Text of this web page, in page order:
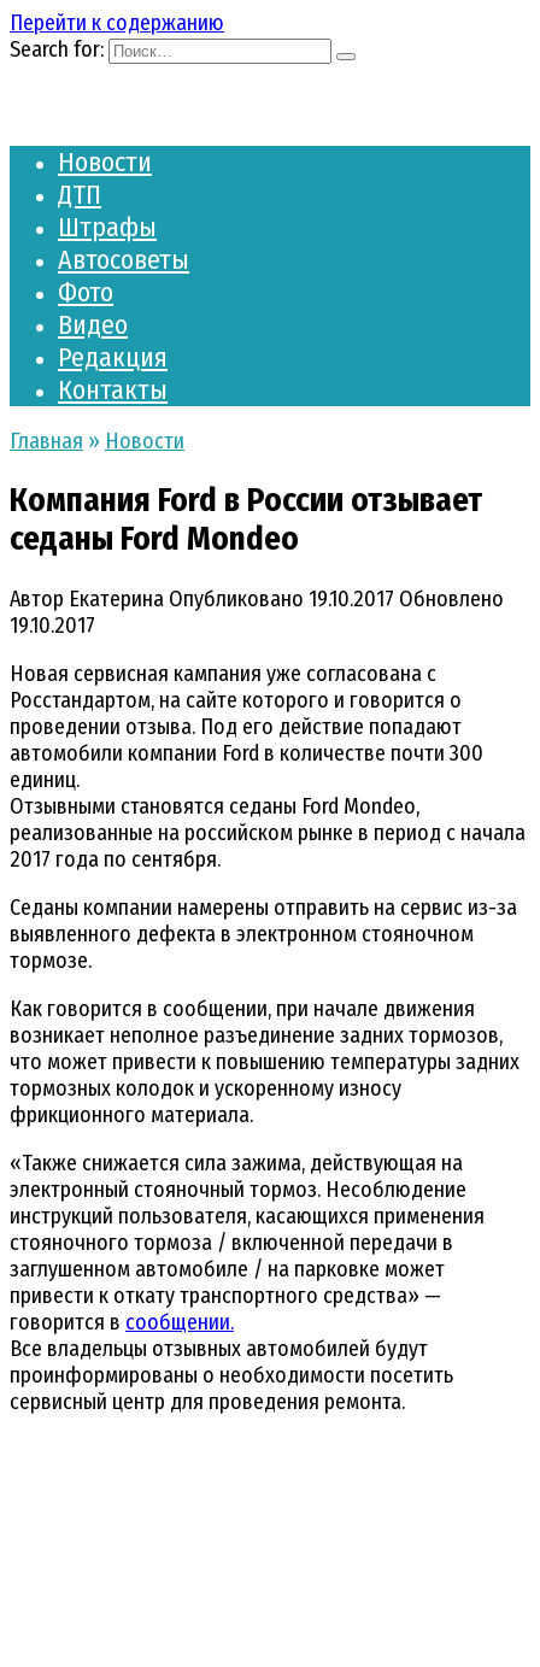
Перейти к содержанию
Search for:
Новости
ДТП
Штрафы
Автосоветы
Фото
Видео
Редакция
Контакты
Главная » Новости
Компания Ford в России отзывает
седаны Ford Mondeo
Автор Екатерина Опубликовано 19.10.2017 Обновлено
19.10.2017
Новая сервисная кампания уже согласована с
Росстандартом, на сайте которого и говорится о
проведении отзыва. Под его действие попадают
автомобили компании Ford в количестве почти 300
единиц.
Отзывными становятся седаны Ford Mondeo,
реализованные на российском рынке в период с начала
2017 года по сентября.
Седаны компании намерены отправить на сервис из-за
выявленного дефекта в электронном стояночном
тормозе.
Как говорится в сообщении, при начале движения
возникает неполное разъединение задних тормозов,
что может привести к повышению температуры задних
тормозных колодок и ускоренному износу
фрикционного материала.
«Также снижается сила зажима, действующая на
электронный стояночный тормоз. Несоблюдение
инструкций пользователя, касающихся применения
стояночного тормоза / включенной передачи в
заглушенном автомобиле / на парковке может
привести к откату транспортного средства» —
говорится в сообщении.
Все владельцы отзывных автомобилей будут
проинформированы о необходимости посетить
сервисный центр для проведения ремонта.